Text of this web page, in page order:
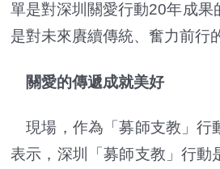
單是對深圳關愛行動20年成果
是對未來賡續傳統、奮力前行
關愛的傳遞成就美好
現場，作為「募師支教」行
表示，深圳「募師支教」行動